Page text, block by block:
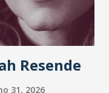
Resende
31, 2026